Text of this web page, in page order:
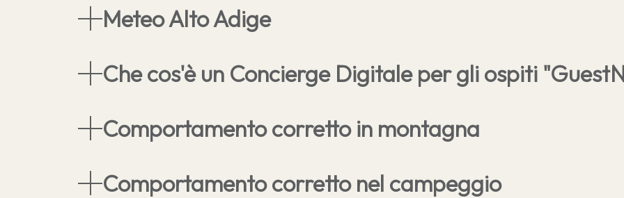
Meteo Alto Adige
Che cos'è un Concierge Digitale per gli ospiti
Comportamento corretto in montagna
Comportamento corretto nel campeggio